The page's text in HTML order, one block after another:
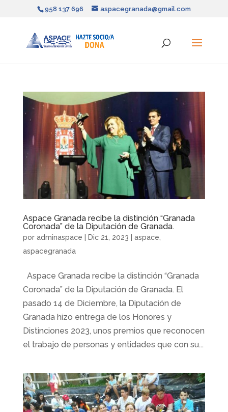
958 137 696 aspacegranada@gmail.com
Aspace Granada recibe la distinción “Granada
Coronada” de la Diputación de Granada.
por adminaspace | Dic 21, 2023 | aspace
aspacegranada
Aspace Granada recibe la distinción “Granada
Coronada” de la Diputación de Granada. El
pasado 14 de Diciembre, la Diputación de
Granada hizo entrega de los Honores y
Distinciones 2023, unos premios que reconocen
el trabajo de personas y entidades que con su...